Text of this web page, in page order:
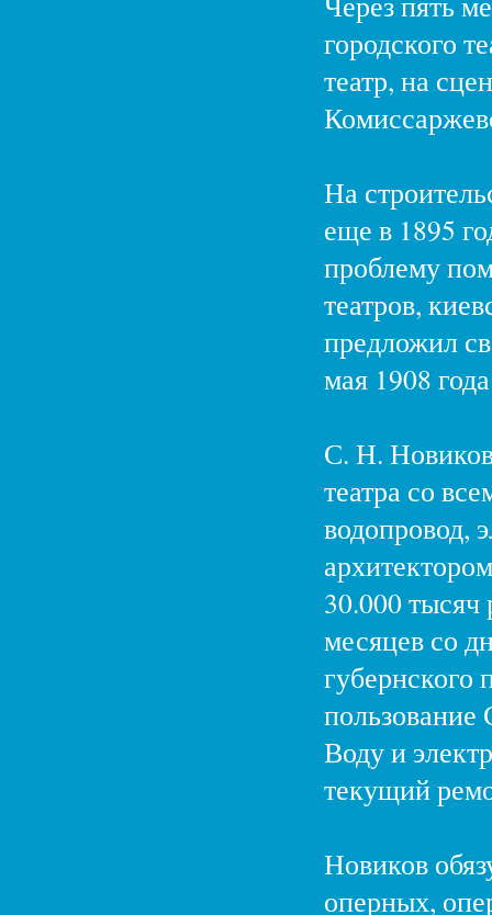
городского
театр, на
На
еще в 1895
проблему
театров,
предложил
мая 1908
С. Н. Новиков
театра со
водопровод,
30.000 тысяч
месяцев со
губернского
пользование
Воду и
текущий
Новиков
оперных,